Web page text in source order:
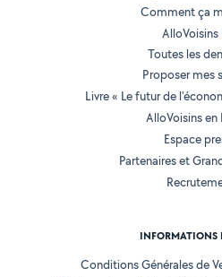
Comment ça
AlloVoisins
Toutes les
Proposer mes
Livre « Le futur de
AlloVoisins en
Espace
Partenaires et
INFORMATIONS
Conditions Générales de